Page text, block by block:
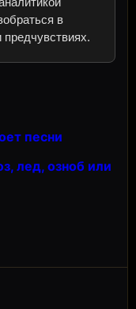
в
песни
лед, озноб или